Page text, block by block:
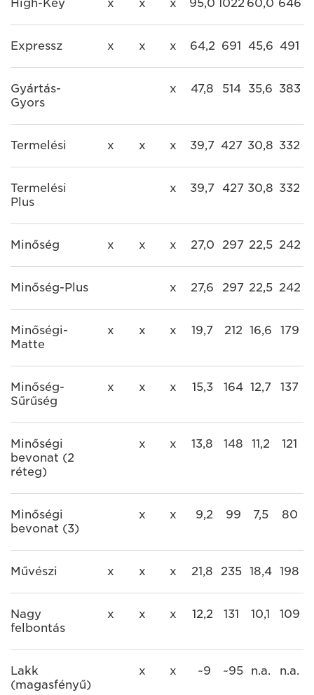
High-Key x x x 95,0 1022 60,0 646
Expressz x x x 64,2 691 45,6 491
Gyártás-
Gyors
x 47,8 514 35,6 383
Termelési x x x 39,7 427 30,8 332
Termelési
Plus
x 39,7 427 30,8 332
Minőség x x x 27,0 297 22,5 242
Minőség-Plus x 27,6 297 22,5 242
Minőségi-
Matte
x x x 19,7 212 16,6 179
Minőség-
Sűrűség
x x x 15,3 164 12,7 137
Minőségi
bevonat (2
réteg)
x x 13,8 148 11,2 121
Minőségi
bevonat (3)
x x 9,2 99 7,5 80
Művészi x x x 21,8 235 18,4 198
Nagy
felbontás
x x x 12,2 131 10,1 109
Lakk
(magasfényű)
x x ~9 ~95 n.a. n.a.